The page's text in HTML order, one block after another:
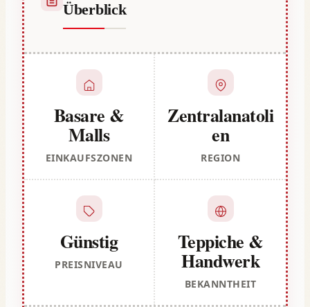
Überblick
Basare &
Malls
EINKAUFSZONEN
Zentralanatoli
en
REGION
Günstig
PREISNIVEAU
Teppiche &
Handwerk
BEKANNTHEIT